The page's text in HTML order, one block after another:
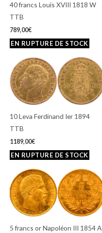
40 francs Louis XVIII 1818 W
TTB
789,00€
10 Leva Ferdinand Ier 1894
TTB
1189,00€
5 francs or Napoléon III 1854 A